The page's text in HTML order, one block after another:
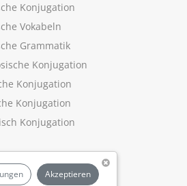
Akzeptieren
Konjugation
Vokabeln
Grammatik
Konjugation
Konjugation
Konjugation
Konjugation